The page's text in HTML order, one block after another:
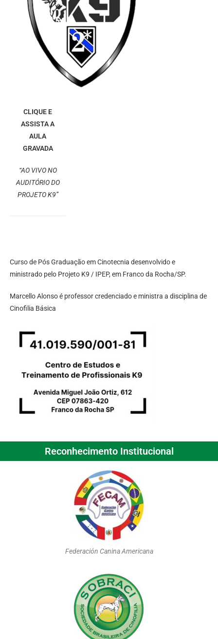
CLIQUE E
ASSISTA A
AULA
GRAVADA
“AO VIVO NO
AUDITÓRIO DO
PROJETO K9”
Curso de Pós Graduação em Cinotecnia desenvolvido e
ministrado pelo Projeto K9 / IPEP, em Franco da Rocha/SP.
Marcello Alonso é professor credenciado e ministra a disciplina de
Cinofilia Básica
Reconhecimento Institucional
Federación Canina Americana